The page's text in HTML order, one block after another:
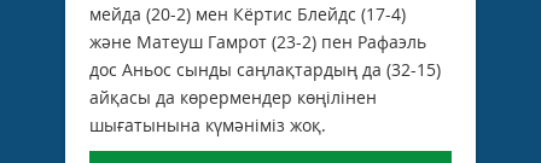
мейда (20-2) мен Кёртис Блейдс (17-4)
және Ма­теуш Гамрот (23-2) пен Рафаэль
дос Аньос сынды саң­лақтардың да (32-15)
айқасы да көрер­мен­дер көңілінен
шығатынына күмәніміз жоқ.